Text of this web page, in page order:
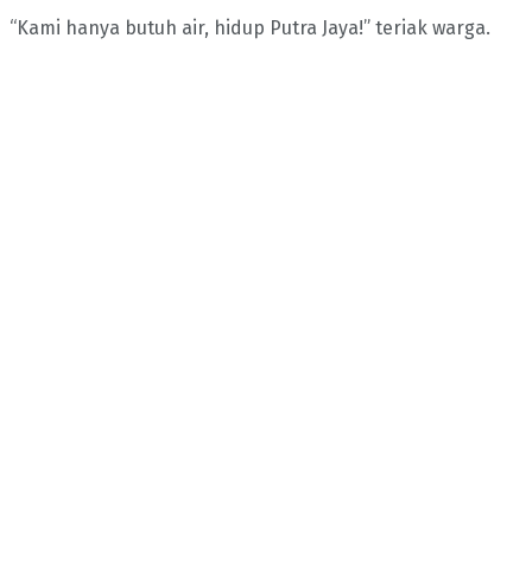
“Kami hanya butuh air, hidup Putra Jaya!” teriak warga.